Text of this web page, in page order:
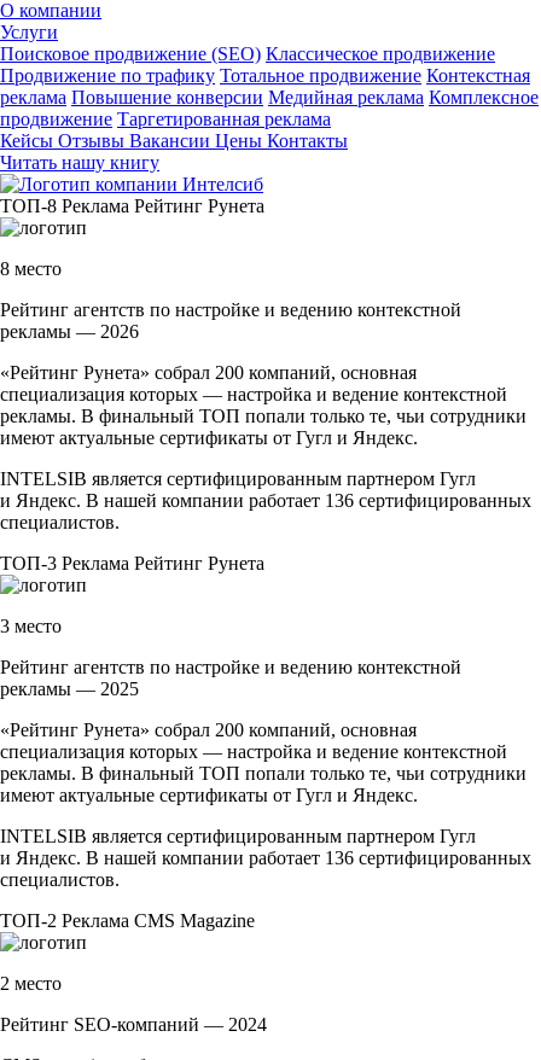
О компании
Услуги
Поисковое продвижение (SEO) Классическое продвижение
Продвижение по трафику Тотальное продвижение Контекстная
реклама Повышение конверсии Медийная реклама Комплексное
продвижение Таргетированная реклама
Кейсы Отзывы Вакансии Цены Контакты
Читать нашу книгу
ТОП-8 Реклама Рейтинг Рунета
8 место
Рейтинг агентств по настройке и ведению контекстной
рекламы — 2026
«Рейтинг Рунета» собрал 200 компаний, основная
специализация которых — настройка и ведение контекстной
рекламы. В финальный ТОП попали только те, чьи сотрудники
имеют актуальные сертификаты от Гугл и Яндекс.
INTELSIB является сертифицированным партнером Гугл
и Яндекс. В нашей компании работает 136 сертифицированных
специалистов.
ТОП-3 Реклама Рейтинг Рунета
3 место
Рейтинг агентств по настройке и ведению контекстной
рекламы — 2025
«Рейтинг Рунета» собрал 200 компаний, основная
специализация которых — настройка и ведение контекстной
рекламы. В финальный ТОП попали только те, чьи сотрудники
имеют актуальные сертификаты от Гугл и Яндекс.
INTELSIB является сертифицированным партнером Гугл
и Яндекс. В нашей компании работает 136 сертифицированных
специалистов.
ТОП-2 Реклама CMS Magazine
2 место
Рейтинг SEO-компаний — 2024